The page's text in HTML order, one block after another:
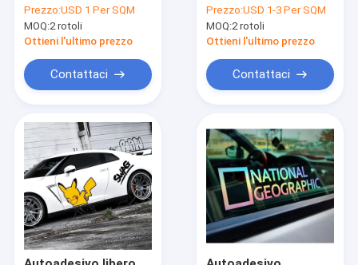
1.52*50m rotolo
smontabile del vinile
da 1 anno
Prezzo:USD 1 Per SQM
MOQ:2 rotoli
Ottieni l'ultimo prezzo
Contattaci
SAV, autoadesivi su
ordinazione del vinile
140mic per le
Prezzo:USD 1-3 Per SQM
MOQ:2 rotoli
Ottieni l'ultimo prezzo
Contattaci